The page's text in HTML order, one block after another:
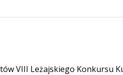
VIII Leżajskiego Konkursu